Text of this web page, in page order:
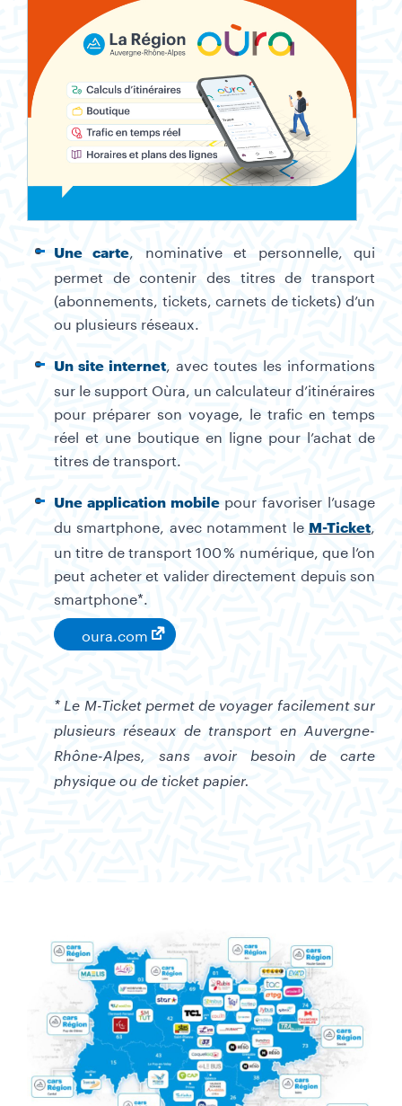
Une carte
, nominative et personnelle, qui
permet de contenir des titres de transport
(abonnements, tickets, carnets de tickets) d’un
ou plusieurs réseaux.
Un site internet , avec toutes les informations
sur le support Oùra, un calculateur d’itinéraires
pour préparer son voyage, le trafic en temps
réel et une boutique en ligne pour l’achat de
titres de transport.
Une application mobilepour favoriser l’usage
du smartphone, avec notamment le M-Ticket
un titre de transport 100 % numérique, que l’on
peut acheter et valider directement depuis son
smartphone*.
oura.com
* Le M-Ticket permet de voyager facilement sur
plusieurs réseaux de transport en Auvergne-
Rhône-Alpes, sans avoir besoin de carte
physique ou de ticket papier.